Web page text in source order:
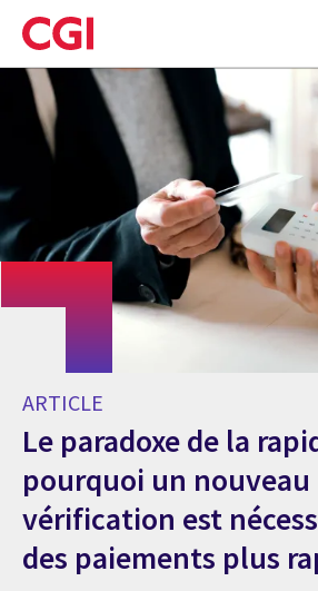
Skip
to
main
content
ARTICLE
Le paradoxe de la
pourquoi un nouveau
vérification est
des paiements plus